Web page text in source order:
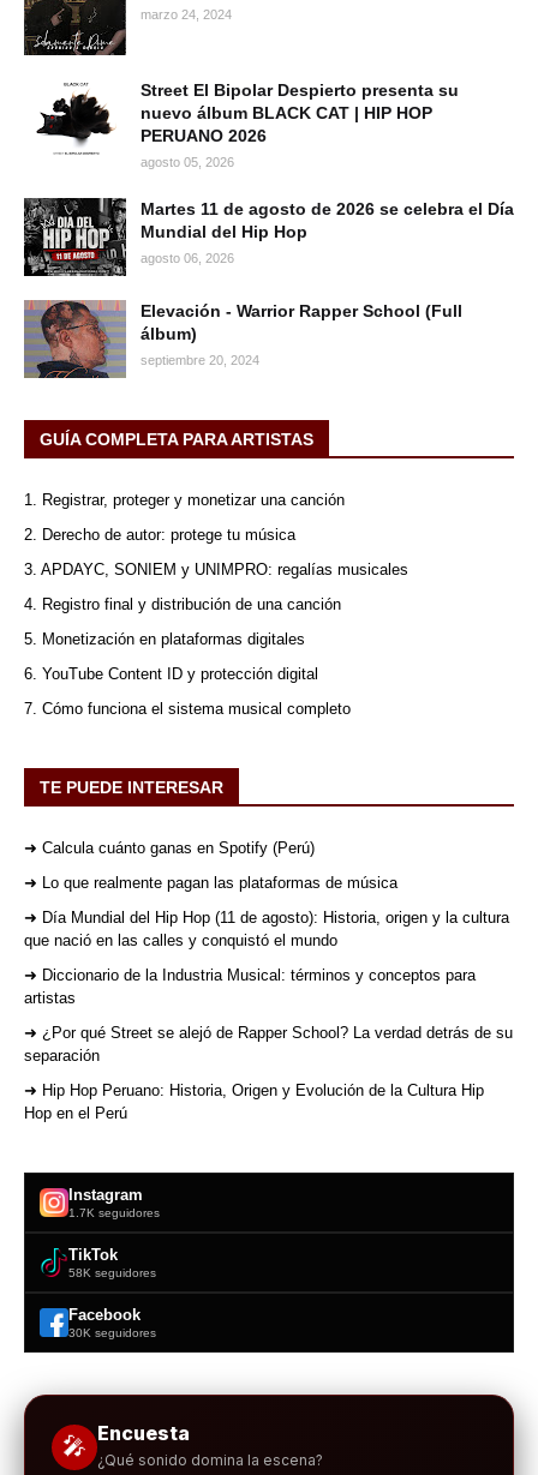
marzo 24, 2024
Street El Bipolar Despierto presenta su
nuevo álbum BLACK CAT | HIP HOP
PERUANO 2026
agosto 05, 2026
Martes 11 de agosto de 2026 se celebra el Día
Mundial del Hip Hop
agosto 06, 2026
Elevación - Warrior Rapper School (Full
álbum)
septiembre 20, 2024
GUÍA COMPLETA PARA ARTISTAS
1. Registrar, proteger y monetizar una canción
2. Derecho de autor: protege tu música
3. APDAYC, SONIEM y UNIMPRO: regalías musicales
4. Registro final y distribución de una canción
5. Monetización en plataformas digitales
6. YouTube Content ID y protección digital
7. Cómo funciona el sistema musical completo
TE PUEDE INTERESAR
➜ Calcula cuánto ganas en Spotify (Perú)
➜ Lo que realmente pagan las plataformas de música
➜ Día Mundial del Hip Hop (11 de agosto): Historia, origen y la cultura
que nació en las calles y conquistó el mundo
➜ Diccionario de la Industria Musical: términos y conceptos para
artistas
➜ ¿Por qué Street se alejó de Rapper School? La verdad detrás de su
separación
➜ Hip Hop Peruano: Historia, Origen y Evolución de la Cultura Hip
Hop en el Perú
Instagram
1.7K seguidores
TikTok
58K seguidores
Facebook
30K seguidores
🎤 Encuesta
¿Qué sonido domina la escena?